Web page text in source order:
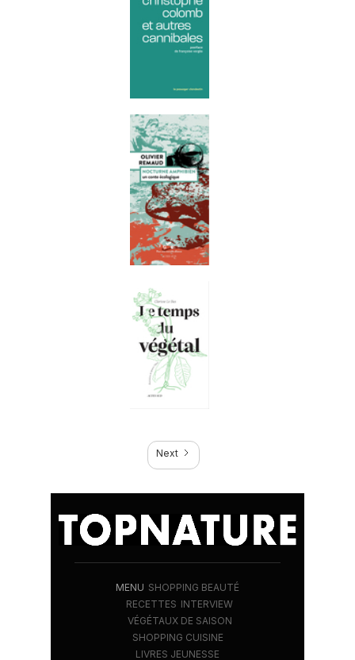
Next
MENU SHOPPING BEAUTÉ
RECETTES INTERVIEW
VÉGÉTAUX DE SAISON
SHOPPING CUISINE
LIVRES JEUNESSE